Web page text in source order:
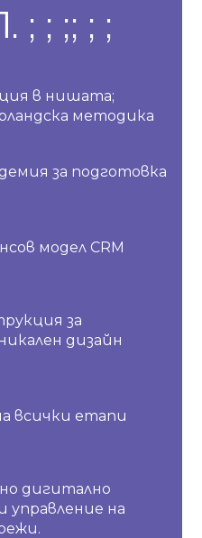
; ; ;; ; ;
в нишата;
методика
за подготовка
модел CRM
за
дизайн
всички етапи
дигитално
управление на